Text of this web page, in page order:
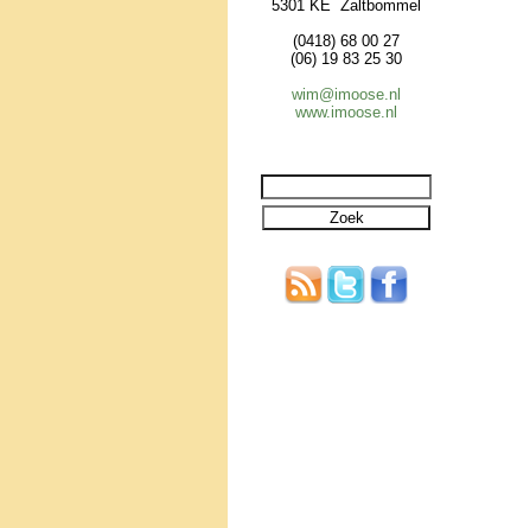
5301 KE Zaltbommel
(0418) 68 00 27
(06) 19 83 25 30
wim@imoose.nl
www.imoose.nl